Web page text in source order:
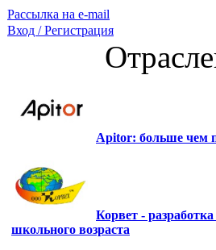
Рассылка на e-mail
Вход / Регистрация
Apitor: больше чем
Корвет -
школьного возраста